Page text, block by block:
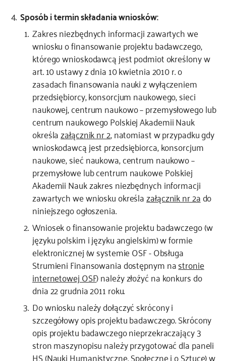
Sposób i termin składania wniosków:
Zakres niezbędnych informacji zawartych we
wniosku o finansowanie projektu badawczego,
którego wnioskodawcą jest podmiot określony w
art. 10 ustawy z dnia 10 kwietnia 2010 r. o
zasadach finansowania nauki z wyłączeniem
przedsiębiorcy, konsorcjum naukowego, sieci
naukowej, centrum naukowo – przemysłowego lub
centrum naukowego Polskiej Akademii Nauk
określazałącznik nr 2, natomiast w przypadku gdy
wnioskodawcą jest przedsiębiorca, konsorcjum
naukowe, sieć naukowa, centrum naukowo –
przemysłowe lub centrum naukowe Polskiej
Akademii Nauk zakres niezbędnych informacji
zawartych we wniosku określazałącznik nr 2ado
niniejszego ogłoszenia.
Wniosek o finansowanie projektu badawczego (w
języku polskim i języku angielskim) w formie
elektronicznej (w systemie OSF - Obsługa
Strumieni Finansowania dostępnym nastronie
internetowej OSF) należy złożyć na konkurs do
dnia 22 grudnia 2011 roku.
Do wniosku należy dołączyć skrócony i
szczegółowy opis projektu badawczego. Skrócony
opis projektu badawczego nieprzekraczający 3
stron maszynopisu należy przygotować dla paneli
HS (Nauki Humanistyczne, Społeczne i o Sztuce) w